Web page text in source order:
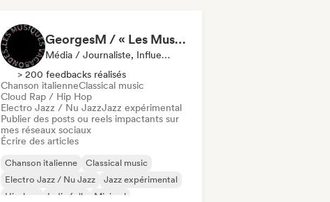
GeorgesM / « Les Musiques Vagabondes » - Content Creator
Média / Journaliste, Influenceur·euse Sur Les Réseaux Sociaux
> 200 feedbacks réalisés
Chanson italienneClassical music
Cloud Rap / Hip Hop
Electro Jazz / Nu JazzJazz expérimental
Publier des posts ou reels impactants sur
mes réseaux sociaux
Écrire des articles
Chanson italienne
Classical music
Electro Jazz / Nu Jazz
Jazz expérimental
Hip-hop
Indie folk
Minimal